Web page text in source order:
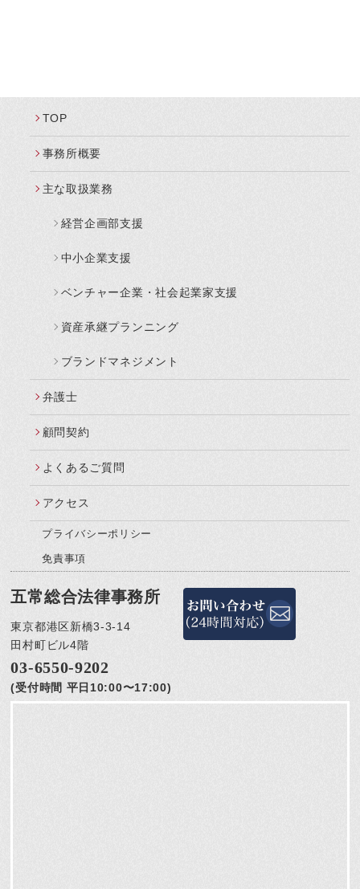
TOP
事務所概要
主な取扱業務
経営企画部支援
中小企業支援
ベンチャー企業・社会起業家支援
資産承継プランニング
ブランドマネジメント
弁護士
顧問契約
よくあるご質問
アクセス
プライバシーポリシー
免責事項
五常総合法律事務所
東京都港区新橋3-3-14
田村町ビル4階
03-6550-9202
(受付時間 平日10:00〜17:00)